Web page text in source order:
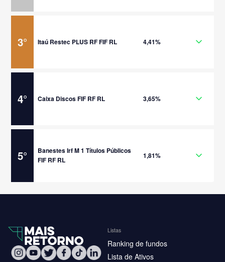
3° Itaú Restec PLUS RF FIF RL 4,41%
4° Caixa Discos FIF RF RL 3,65%
5°
Banestes Irf M 1 Títulos Públicos
FIF RF RL
1,81%
Listas
Ranking de fundos
Lista de Ativos